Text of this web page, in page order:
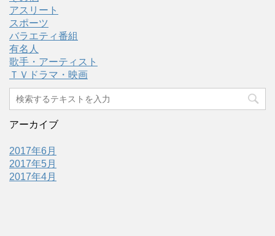
アスリート
スポーツ
バラエティ番組
有名人
歌手・アーティスト
ＴＶドラマ・映画
アーカイブ
2017年6月
2017年5月
2017年4月